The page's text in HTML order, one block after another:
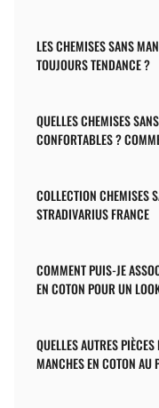
LES CHEMISES SANS
TOUJOURS TENDANCE ?
QUELLES CHEMISES
CONFORTABLES ?
COLLECTION CHEMISES
STRADIVARIUS FRANCE
COMMENT PUIS-JE
EN COTON POUR UN
QUELLES AUTRES
MANCHES EN COTON